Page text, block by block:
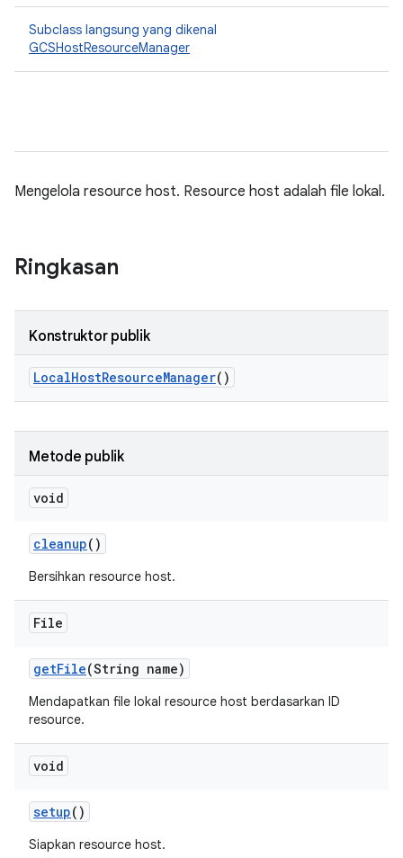
Subclass langsung yang dikenal
GCSHostResourceManager
Mengelola resource host. Resource host adalah file lokal.
Ringkasan
Konstruktor publik
LocalHostResourceManager()
Metode publik
void
cleanup()
Bersihkan resource host.
File
getFile(String name)
Mendapatkan file lokal resource host berdasarkan ID
resource.
void
setup()
Siapkan resource host.